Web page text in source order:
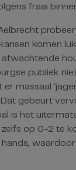
fraai
komen
afwachtende
publiek
massaal
gebeurt
is het
op 0-2 te